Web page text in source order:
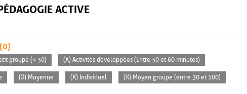
ACTIVE
groupe (< 30) (X) Activités développées (Entre 30 et 60 minutes)
(X) Moyenne (X) Individuel (X) Moyen groupe (entre 30 et 100)